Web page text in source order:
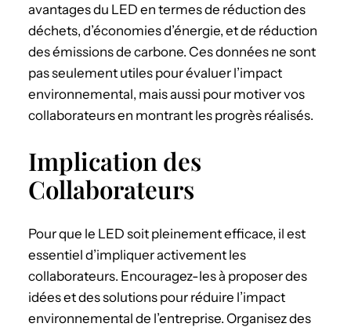
avantages du LED en termes de réduction des
déchets, d’économies d’énergie, et de réduction
des émissions de carbone. Ces données ne sont
pas seulement utiles pour évaluer l’impact
environnemental, mais aussi pour motiver vos
collaborateurs en montrant les progrès réalisés.
Implication des
Collaborateurs
Pour que le LED soit pleinement efficace, il est
essentiel d’impliquer activement les
collaborateurs. Encouragez-les à proposer des
idées et des solutions pour réduire l’impact
environnemental de l’entreprise. Organisez des